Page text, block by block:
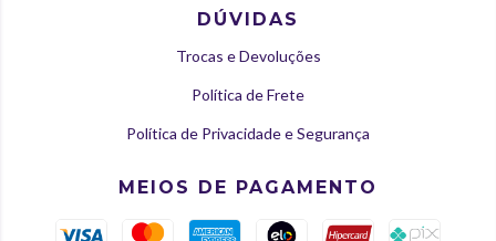
DÚVIDAS
Trocas e Devoluções
Política de Frete
Política de Privacidade e Segurança
MEIOS DE PAGAMENTO